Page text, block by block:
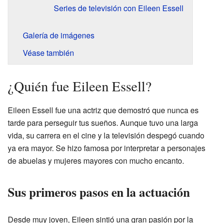
Series de televisión con Eileen Essell
Galería de imágenes
Véase también
¿Quién fue Eileen Essell?
Eileen Essell fue una actriz que demostró que nunca es
tarde para perseguir tus sueños. Aunque tuvo una larga
vida, su carrera en el cine y la televisión despegó cuando
ya era mayor. Se hizo famosa por interpretar a personajes
de abuelas y mujeres mayores con mucho encanto.
Sus primeros pasos en la actuación
Desde muy joven, Eileen sintió una gran pasión por la